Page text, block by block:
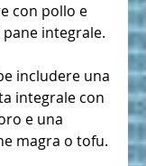
con pollo e
integrale.
includere una
integrale con
e una
magra o tofu.